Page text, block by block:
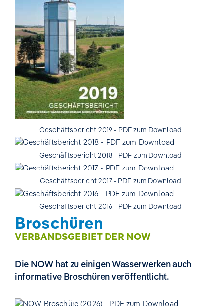
Geschäftsbericht 2019 - PDF zum Download
Geschäftsbericht 2018 - PDF zum Download
Geschäftsbericht 2017 - PDF zum Download
Geschäftsbericht 2016 - PDF zum Download
Broschüren
VERBANDSGEBIET DER NOW
Die NOW hat zu einigen Wasserwerken auch
informative Broschüren veröffentlicht.